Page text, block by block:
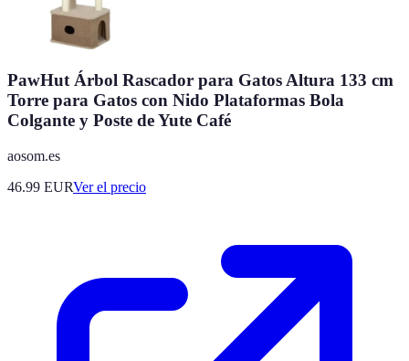
PawHut Árbol Rascador para Gatos Altura 133 cm
Torre para Gatos con Nido Plataformas Bola
Colgante y Poste de Yute Café
aosom.es
46.99 EURVer el precio